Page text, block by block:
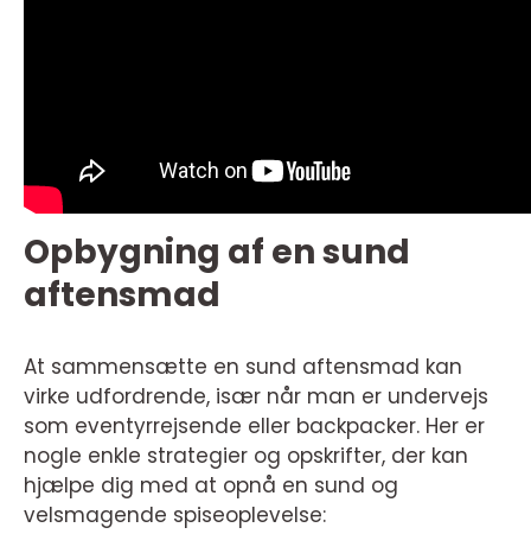
Opbygning af en sund
aftensmad
At sammensætte en sund aftensmad kan
virke udfordrende, især når man er undervejs
som eventyrrejsende eller backpacker. Her er
nogle enkle strategier og opskrifter, der kan
hjælpe dig med at opnå en sund og
velsmagende spiseoplevelse: